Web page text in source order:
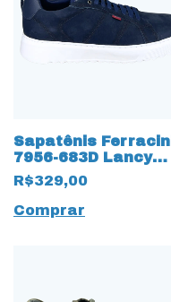
Sapatênis Ferracini
7956-683D Lancy
Camurça Natural
17498 Marinho
R$329,00
Comprar